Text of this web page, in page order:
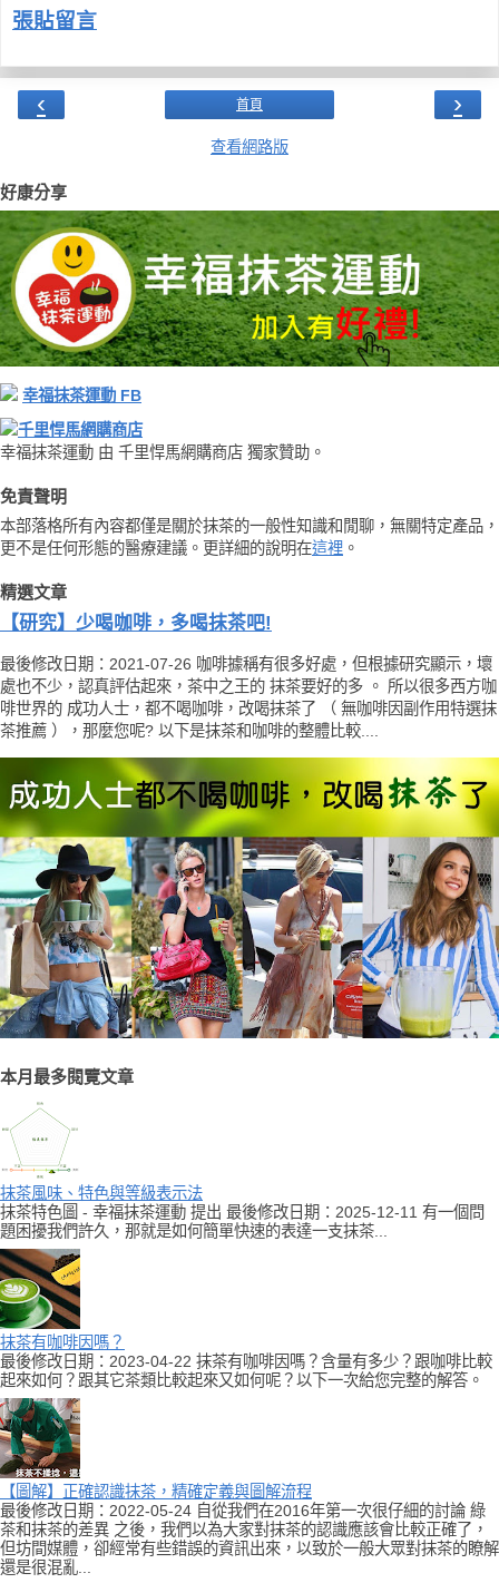
張貼留言
‹ ›
首頁
查看網路版
好康分享
幸福抹茶運動 FB
千里悍馬網購商店
幸福抹茶運動 由 千里悍馬網購商店 獨家贊助。
免責聲明
本部落格所有內容都僅是關於抹茶的一般性知識和閒聊，無關特定產品，
更不是任何形態的醫療建議。更詳細的說明在這裡 。
精選文章
【研究】少喝咖啡，多喝抹茶吧!
最後修改日期：2021-07-26 咖啡據稱有很多好處，但根據研究顯示，壞
處也不少，認真評估起來，茶中之王的 抹茶要好的多 。 所以很多西方咖
啡世界的 成功人士，都不喝咖啡，改喝抹茶了 （ 無咖啡因副作用特選抹
茶推薦 ），那麼您呢? 以下是抹茶和咖啡的整體比較....
本月最多閱覽文章
抹茶風味、特色與等級表示法
抹茶特色圖 - 幸福抹茶運動 提出 最後修改日期：2025-12-11 有一個問
題困擾我們許久，那就是如何簡單快速的表達一支抹茶...
抹茶有咖啡因嗎？
最後修改日期：2023-04-22 抹茶有咖啡因嗎？含量有多少？跟咖啡比較
起來如何？跟其它茶類比較起來又如何呢？以下一次給您完整的解答。
【圖解】正確認識抹茶，精確定義與圖解流程
最後修改日期：2022-05-24 自從我們在2016年第一次很仔細的討論 綠
茶和抹茶的差異 之後，我們以為大家對抹茶的認識應該會比較正確了，
但坊間媒體，卻經常有些錯誤的資訊出來，以致於一般大眾對抹茶的瞭解
還是很混亂...